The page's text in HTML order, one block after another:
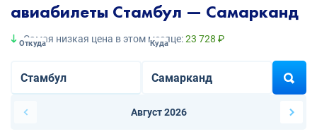
авиабилеты Стамбул — Самарканд
Самая низкая цена в этом месяце:23 728 ₽
Откуда Куда
Август 2026